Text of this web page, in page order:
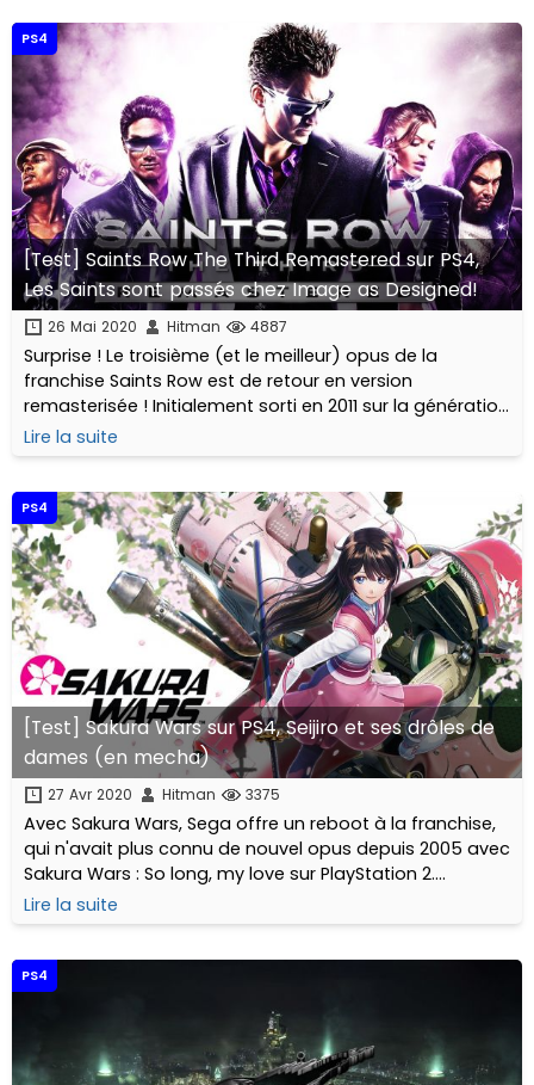
PS4
[Test] Saints Row The Third Remastered sur PS4,
Les Saints sont passés chez Image as Designed!
26 Mai 2020 Hitman 4887
Surprise ! Le troisième (et le meilleur) opus de la
franchise Saints Row est de retour en version
remasterisée ! Initialement sorti en 2011 sur la génération
de consoles précédente, le jeu n'a rien perdu de son fun
mais commençait à prendre un sacré coup de vieux
mouture ? C'est ce que nous allons découvrir…
Lire la suite
PS4
[Test] Sakura Wars sur PS4, Seijiro et ses drôles de
dames (en mecha)
27 Avr 2020 Hitman 3375
Avec Sakura Wars, Sega offre un reboot à la franchise,
qui n'avait plus connu de nouvel opus depuis 2005 avec
Sakura Wars : So long, my love sur PlayStation 2.
Véritable carton au Japon, le soft connaîtra-t-il le
même succès en Europe ?
Lire la suite
PS4